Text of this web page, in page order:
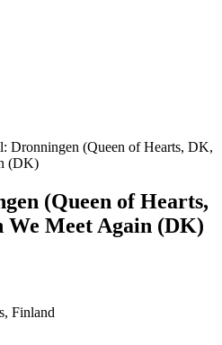
Dronningen (Queen of Hearts, DK,
(DK)
(Queen of Hearts,
We Meet Again (DK)
Finland